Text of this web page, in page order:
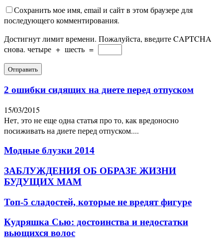
Сохранить мое имя, email и сайт в этом браузере для
последующего комментирования.
Достигнут лимит времени. Пожалуйста, введите CAPTCHA
снова. четыре + шесть =
2 ошибки сидящих на диете перед отпуском
15/03/2015
Нет, это не еще одна статья про то, как вредоносно
посиживать на диете перед отпуском....
Модные блузки 2014
ЗАБЛУЖДЕНИЯ ОБ ОБРАЗЕ ЖИЗНИ
БУДУЩИХ МАМ
Топ-5 сладостей, которые не вредят фигуре
Кудряшка Cью: достоинства и недостатки
вьющихся волос